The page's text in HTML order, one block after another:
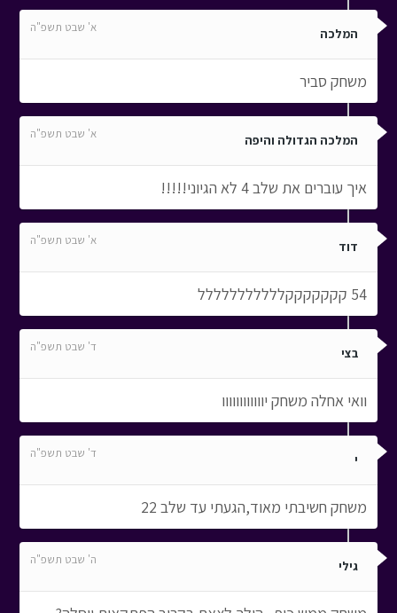
המלכה א' שבט תשפ"ה
משחק סביר
המלכה הגדולה והיפה א' שבט תשפ"ה
איך עוברים את שלב 4 לא הגיוני!!!!!
דוד א' שבט תשפ"ה
54 קקקקקקקללללללללללל
בצי ד' שבט תשפ"ה
וואי אחלה משחק יוווווווווווו
י ד' שבט תשפ"ה
משחק חשיבתי מאוד,הגעתי עד שלב 22
גילי ה' שבט תשפ"ה